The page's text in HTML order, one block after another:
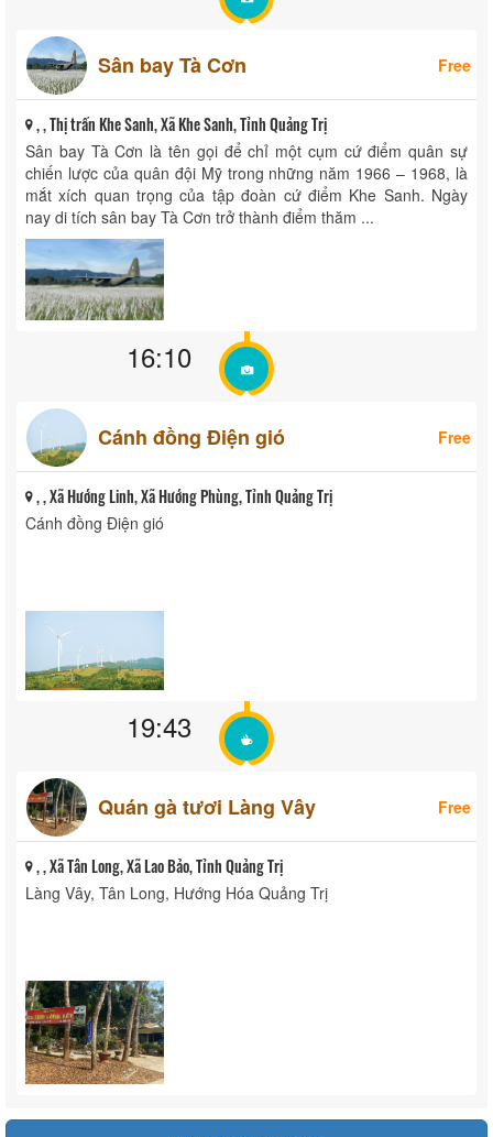
Sân bay Tà Cơn Free
, , Thị trấn Khe Sanh, Xã Khe Sanh, Tỉnh Quảng Trị
Sân bay Tà Cơn là tên gọi để chỉ một cụm cứ điểm quân sự
chiến lược của quân đội Mỹ trong những năm 1966 – 1968, là
mắt xích quan trọng của tập đoàn cứ điểm Khe Sanh. Ngày
nay di tích sân bay Tà Cơn trở thành điểm thăm ...
16:10
Cánh đồng Điện gió Free
, , Xã Hướng Linh, Xã Hướng Phùng, Tỉnh Quảng Trị
Cánh đồng Điện gió
19:43
Quán gà tươi Làng Vây Free
, , Xã Tân Long, Xã Lao Bảo, Tỉnh Quảng Trị
Làng Vây, Tân Long, Hướng Hóa Quảng Trị